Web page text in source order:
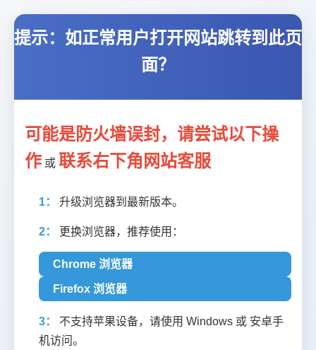
提示：如正常用户打开网站跳转到此页
面？
可能是防火墙误封，请尝试以下操
作 或 联系右下角网站客服
1： 升级浏览器到最新版本。
2： 更换浏览器，推荐使用：
Chrome 浏览器
Firefox 浏览器
3：
不支持苹果设备，请使用 Windows 或 安卓手
机访问。